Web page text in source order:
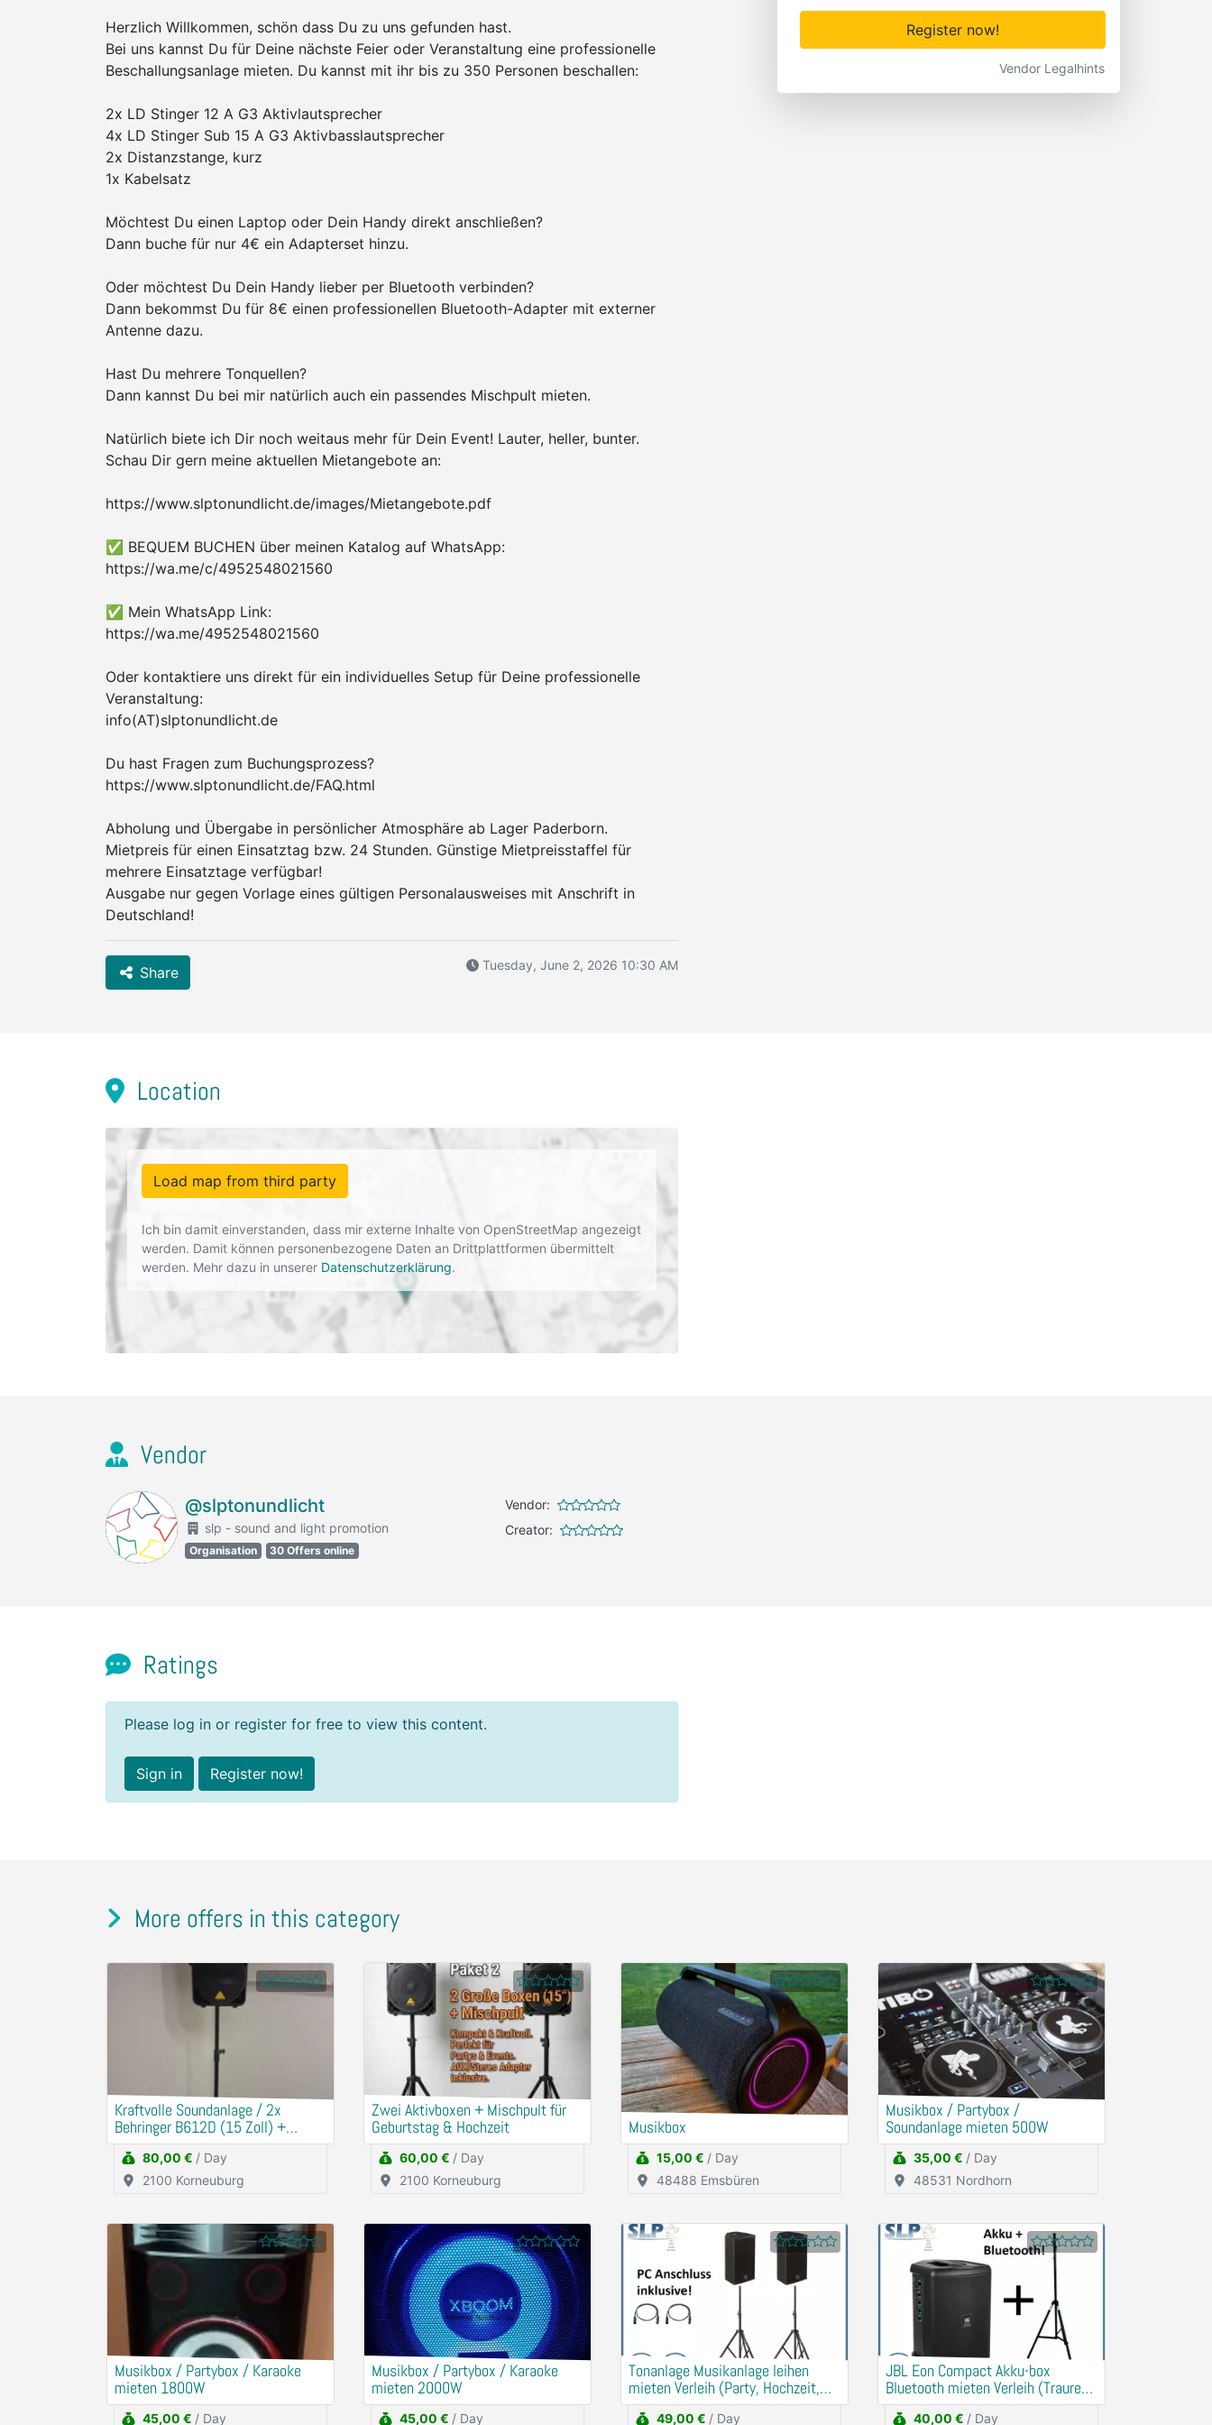
Register now!
Vendor Legalhints
Herzlich Willkommen, schön dass Du zu uns gefunden hast.
Bei uns kannst Du für Deine nächste Feier oder Veranstaltung eine professionelle
Beschallungsanlage mieten. Du kannst mit ihr bis zu 350 Personen beschallen:
2x LD Stinger 12 A G3 Aktivlautsprecher
4x LD Stinger Sub 15 A G3 Aktivbasslautsprecher
2x Distanzstange, kurz
1x Kabelsatz
Möchtest Du einen Laptop oder Dein Handy direkt anschließen?
Dann buche für nur 4€ ein Adapterset hinzu.
Oder möchtest Du Dein Handy lieber per Bluetooth verbinden?
Dann bekommst Du für 8€ einen professionellen Bluetooth-Adapter mit externer
Antenne dazu.
Hast Du mehrere Tonquellen?
Dann kannst Du bei mir natürlich auch ein passendes Mischpult mieten.
Natürlich biete ich Dir noch weitaus mehr für Dein Event! Lauter, heller, bunter.
Schau Dir gern meine aktuellen Mietangebote an:
https://www.slptonundlicht.de/images/Mietangebote.pdf
✅ BEQUEM BUCHEN über meinen Katalog auf WhatsApp:
https://wa.me/c/4952548021560
✅ Mein WhatsApp Link:
https://wa.me/4952548021560
Oder kontaktiere uns direkt für ein individuelles Setup für Deine professionelle
Veranstaltung:
info(AT)slptonundlicht.de
Du hast Fragen zum Buchungsprozess?
https://www.slptonundlicht.de/FAQ.html
Abholung und Übergabe in persönlicher Atmosphäre ab Lager Paderborn.
Mietpreis für einen Einsatztag bzw. 24 Stunden. Günstige Mietpreisstaffel für
mehrere Einsatztage verfügbar!
Ausgabe nur gegen Vorlage eines gültigen Personalausweises mit Anschrift in
Deutschland!
Share Tuesday, June 2, 2026 10:30 AM
Location
Load map from third party
Ich bin damit einverstanden, dass mir externe Inhalte von OpenStreetMap angezeigt
werden. Damit können personenbezogene Daten an Drittplattformen übermittelt
werden. Mehr dazu in unserer Datenschutzerklärung.
Vendor
@slptonundlicht
slp - sound and light promotion
Organisation 30 Offers online
Vendor:
Creator:
Ratings
Please log in or register for free to view this content.
Sign in Register now!
More offers in this category
Kraftvolle Soundanlage / 2x
Behringer B612D (15 Zoll) +
Mischpult
80,00 € / Day
2100 Korneuburg
​Zwei Aktivboxen + Mischpult für
Geburtstag & Hochzeit
60,00 € / Day
2100 Korneuburg
Musikbox
15,00 € / Day
48488 Emsbüren
Musikbox / Partybox /
Soundanlage mieten 500W
35,00 € / Day
48531 Nordhorn
Musikbox / Partybox / Karaoke
mieten 1800W
45,00 € / Day
Musikbox / Partybox / Karaoke
mieten 2000W
45,00 € / Day
Tonanlage Musikanlage leihen
mieten Verleih (Party, Hochzeit,
Geburtstag)
49,00 € / Day
JBL Eon Compact Akku-box
Bluetooth mieten Verleih (Traurede,
Demo)
40,00 € / Day